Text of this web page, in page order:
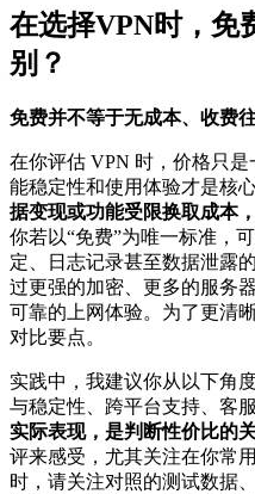
在选择VPN时，免
别？
免费并不等于无成本、收费
在你评估 VPN 时，价格只
能稳定性和使用体验才是核心
据变现或功能受限换取成本
你若以“免费”为唯一标准，
定、日志记录甚至数据泄露
过更强的加密、更多的服务
可靠的上网体验。为了更清
对比要点。
实践中，我建议你从以下角
与稳定性、跨平台支持、客
实际表现，是判断性价比的
评来感受，尤其关注在你常
时，请关注对照的测试数据